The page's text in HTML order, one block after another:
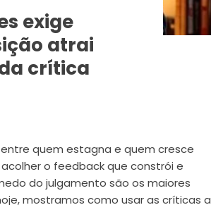
exige
atrai
crítica
quem estagna e quem cresce
o feedback que constrói e
do julgamento são os maiores
mostramos como usar as críticas a